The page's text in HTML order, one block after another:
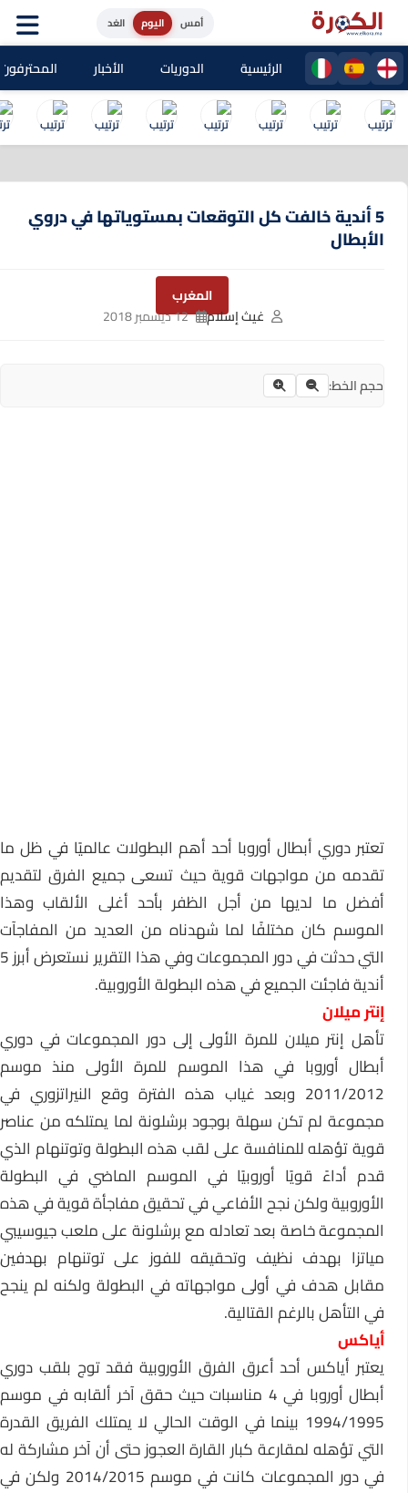
اليوم الغد
الرئيسية الدوريات الأخبار المحترفون
5 أندية خالفت كل التوقعات بمستوياتها في دروي
الأبطال
المغرب
غيث إسلام
12 ديسمبر 2018
حجم الخط:
تعتبر دوري أبطال أوروبا أحد أهم البطولات عالميًا في ظل ما
تقدمه من مواجهات قوية حيث تسعى جميع الفرق لتقديم
أفضل ما لديها من أجل الظفر بأحد أغلى الألقاب وهذا
الموسم كان مختلفًا لما شهدناه من العديد من المفاجآت
التي حدثت في دور المجموعات وفي هذا التقرير نستعرض أبرز 5
أندية فاجئت الجميع في هذه البطولة الأوروبية.
إنتر ميلان
تأهل إنتر ميلان للمرة الأولى إلى دور المجموعات في دوري
أبطال أوروبا في هذا الموسم للمرة الأولى منذ موسم
2011/2012 وبعد غياب هذه الفترة وقع النيراتزوري في
مجموعة لم تكن سهلة بوجود برشلونة لما يمتلكه من عناصر
قوية تؤهله للمنافسة على لقب هذه البطولة وتوتنهام الذي
قدم أداءً قويًا أوروبيًا في الموسم الماضي في البطولة
الأوروبية ولكن نجح الأفاعي في تحقيق مفاجأة قوية في هذه
المجموعة خاصة بعد تعادله مع برشلونة على ملعب جيوسيبي
مياتزا بهدف نظيف وتحقيقه للفوز على توتنهام بهدفين
مقابل هدف في أولى مواجهاته في البطولة ولكنه لم ينجح
في التأهل بالرغم القتالية.
أياكس
يعتبر أياكس أحد أعرق الفرق الأوروبية فقد توج بلقب دوري
أبطال أوروبا في 4 مناسبات حيث حقق آخر ألقابه في موسم
1994/1995 بينما في الوقت الحالي لا يمتلك الفريق القدرة
التي تؤهله لمقارعة كبار القارة العجوز حتى أن آخر مشاركة له
في دور المجموعات كانت في موسم 2014/2015 ولكن في